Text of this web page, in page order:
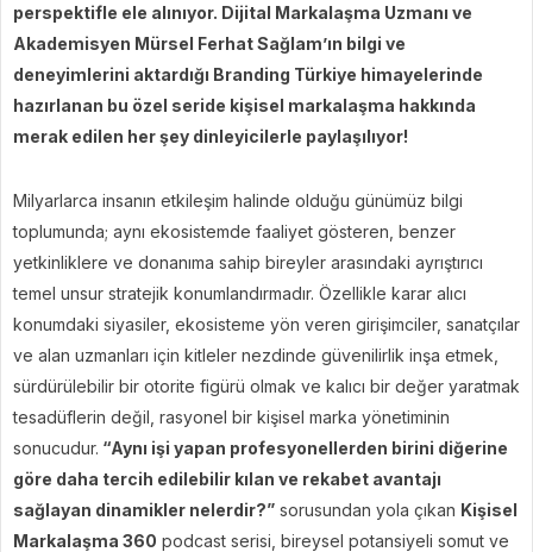
perspektifle ele alınıyor. Dijital Markalaşma Uzmanı ve
Akademisyen Mürsel Ferhat Sağlam’ın bilgi ve
deneyimlerini aktardığı Branding Türkiye himayelerinde
hazırlanan bu özel seride kişisel markalaşma hakkında
merak edilen her şey dinleyicilerle paylaşılıyor!
Milyarlarca insanın etkileşim halinde olduğu günümüz bilgi
toplumunda; aynı ekosistemde faaliyet gösteren, benzer
yetkinliklere ve donanıma sahip bireyler arasındaki ayrıştırıcı
temel unsur stratejik konumlandırmadır. Özellikle karar alıcı
konumdaki siyasiler, ekosisteme yön veren girişimciler, sanatçılar
ve alan uzmanları için kitleler nezdinde güvenilirlik inşa etmek,
sürdürülebilir bir otorite figürü olmak ve kalıcı bir değer yaratmak
tesadüflerin değil, rasyonel bir kişisel marka yönetiminin
sonucudur. “Aynı işi yapan profesyonellerden birini diğerine
göre daha tercih edilebilir kılan ve rekabet avantajı
sağlayan dinamikler nelerdir?” sorusundan yola çıkan Kişisel
Markalaşma 360 podcast serisi, bireysel potansiyeli somut ve